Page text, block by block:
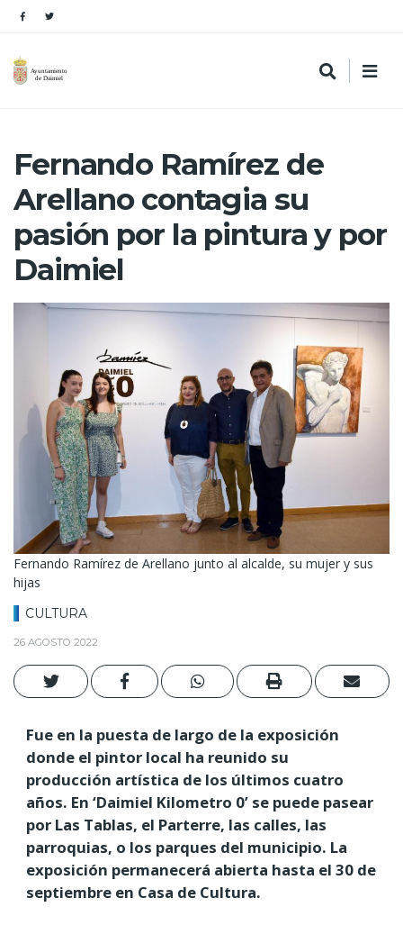
Fernando Ramírez de
Arellano contagia su
pasión por la pintura y por
Daimiel
Fernando Ramírez de Arellano junto al alcalde, su mujer y sus
hijas
CULTURA
26 AGOSTO 2022
Fue en la puesta de largo de la exposición
donde el pintor local ha reunido su
producción artística de los últimos cuatro
años. En ‘Daimiel Kilometro 0’ se puede pasear
por Las Tablas, el Parterre, las calles, las
parroquias, o los parques del municipio. La
exposición permanecerá abierta hasta el 30 de
septiembre en Casa de Cultura.